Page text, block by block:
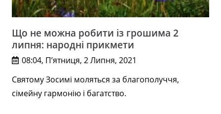
Що не можна робити із грошима 2
липня: народні прикмети
08:04, П’ятниця, 2 Липня, 2021
Святому Зосимі моляться за благополуччя,
сімейну гармонію і багатство.